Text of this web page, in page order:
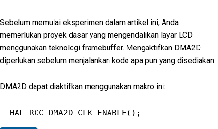
Sebelum memulai eksperimen dalam artikel ini, Anda
memerlukan proyek dasar yang mengendalikan layar LCD
menggunakan teknologi framebuffer. Mengaktifkan DMA2D
diperlukan sebelum menjalankan kode apa pun yang disediakan.
DMA2D dapat diaktifkan menggunakan makro ini:
__HAL_RCC_DMA2D_CLK_ENABLE ( ) ;